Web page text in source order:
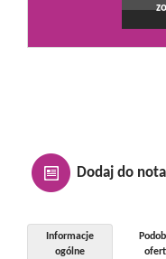
Dodaj do
Informacje
ogólne